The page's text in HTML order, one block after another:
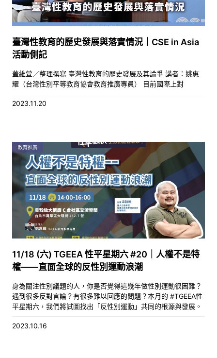
臺灣性教育的歷史發展與落實情況｜CSE in Asia
活動側記
蓋維萱／整理撰寫 臺灣性教育的歷史發展及其論爭 講者：姚惠
耀（台灣性別平等教育協會教育推廣專員） 目前國際上對
2023.11.20
教育推廣
11/18 (六) TGEEA 性平星期六 #20｜人權不是特
權——直面全球的反性別運動浪潮
身為關注性別議題的人，你是否覺得這幾年做性別運動很困難？
遇到很多反對言論？有很多難以回應的問題？本月的 #TGEEA性
平星期六，我們將試圖找出「反性別運動」共同的根源與發展。
2023.10.16